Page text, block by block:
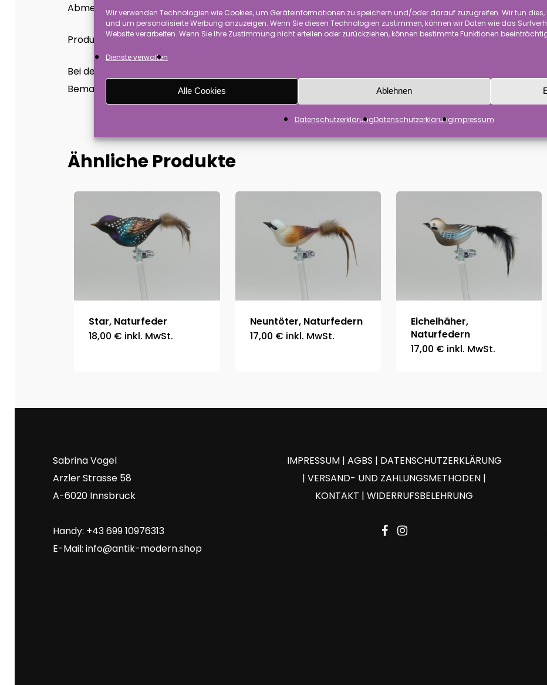
Wir verwenden Technologien wie Cookies, um Geräteinformationen zu speichern und/oder darauf zuzugreifen. Wir tun
und um personalisierte Werbung anzuzeigen. Wenn Sie diesen Technologien zustimmen, können wir Daten wie das
Website verarbeiten. Wenn Sie Ihre Zustimmung nicht erteilen oder zurückziehen, können bestimmte Funktionen
Dienste verwalten
Alle Cookies Ablehnen
DatenschutzerklärungDatenschutzerklärungImpressum
Abmessung: ca. 15 cm
Produkthinweise: Achtung es handelt sich hierbei um Dekoration und kein Spielzeug für Kinder. Die Ware
Bei den angebotenen Waren handelt es sich um Handarbeit. Die Waren werden handdekoriert und
Bemalung leicht unterscheiden. Die verwendeten Federn sind ein Naturprodukt die sich in der Länge
Ähnliche Produkte
Star, Naturfeder
18,00 € inkl. MwSt.
Neuntöter, Naturfedern
17,00 € inkl. MwSt.
Eichelhäher,
Naturfedern
17,00 € inkl. MwSt.
Sabrina Vogel
Arzler Strasse 58
A-6020 Innsbruck
Handy: +43 699 10976313
E-Mail: info@antik-modern.shop
IMPRESSUM| AGBS | DATENSCHUTZERKLÄRUNG
|VERSAND- UND ZAHLUNGSMETHODEN |
KONTAKT |WIDERRUFSBELEHRUNG
facebook
instagram